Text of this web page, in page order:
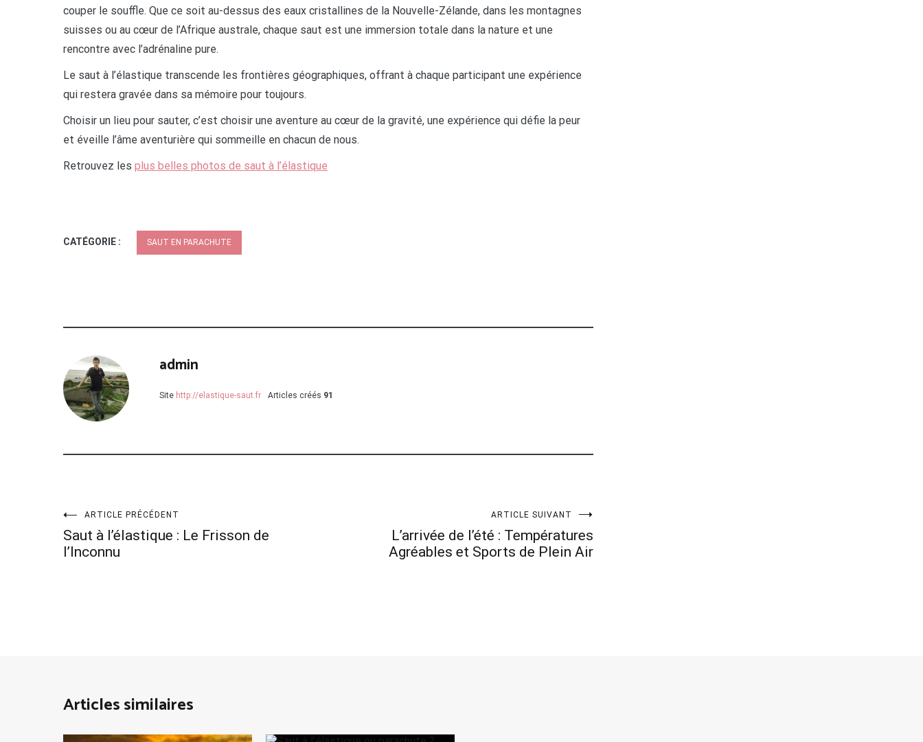
couper le souffle. Que ce soit au-dessus des eaux cristallines de la Nouvelle-Zélande, dans les montagnes
suisses ou au cœur de l’Afrique australe, chaque saut est une immersion totale dans la nature et une
rencontre avec l’adrénaline pure.
Le saut à l’élastique transcende les frontières géographiques, offrant à chaque participant une expérience
qui restera gravée dans sa mémoire pour toujours.
Choisir un lieu pour sauter, c’est choisir une aventure au cœur de la gravité, une expérience qui défie la peur
et éveille l’âme aventurière qui sommeille en chacun de nous.
Retrouvez les plus belles photos de saut à l’élastique
CATÉGORIE : SAUT EN PARACHUTE
admin
Site http://elastique-saut.fr Articles créés 91
Navigation
de
ARTICLE PRÉCÉDENT
Saut à l’élastique : Le Frisson de
l’Inconnu
ARTICLE SUIVANT
L’arrivée de l’été : Températures
Agréables et Sports de Plein Air
Articles similaires